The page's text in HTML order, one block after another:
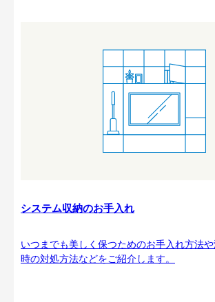
システム収納のお手入れ
いつまでも美しく保つためのお手入れ方法
時の対処方法などをご紹介します。